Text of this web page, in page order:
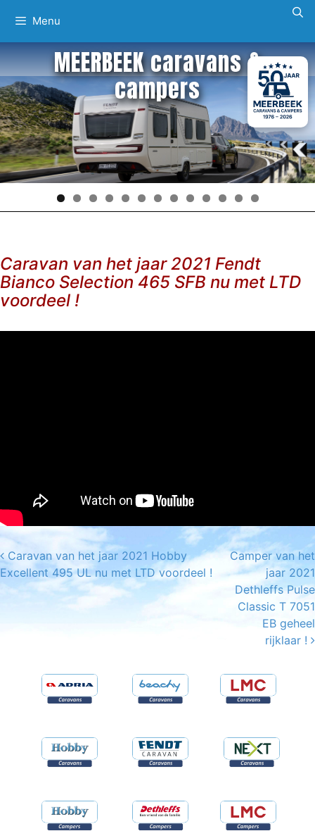
naar
de
inhoud
Menu
MEERBEEK caravans &
campers
Caravan van het jaar 2021 Fendt
Bianco Selection 465 SFB nu met LTD
voordeel !
Post navigation
Caravan van het jaar 2021 Hobby
Excellent 495 UL nu met LTD voordeel !
Camper van het
jaar 2021
Dethleffs Pulse
Classic T 7051
EB geheel
rijklaar !